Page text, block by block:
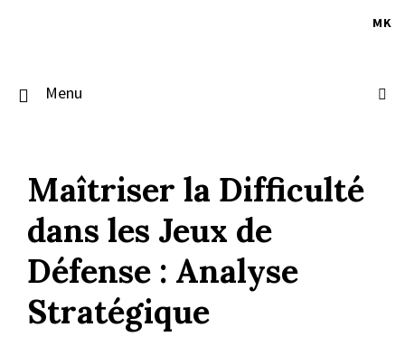
MK
Menu
Maîtriser la Difficulté
dans les Jeux de
Défense : Analyse
Stratégique